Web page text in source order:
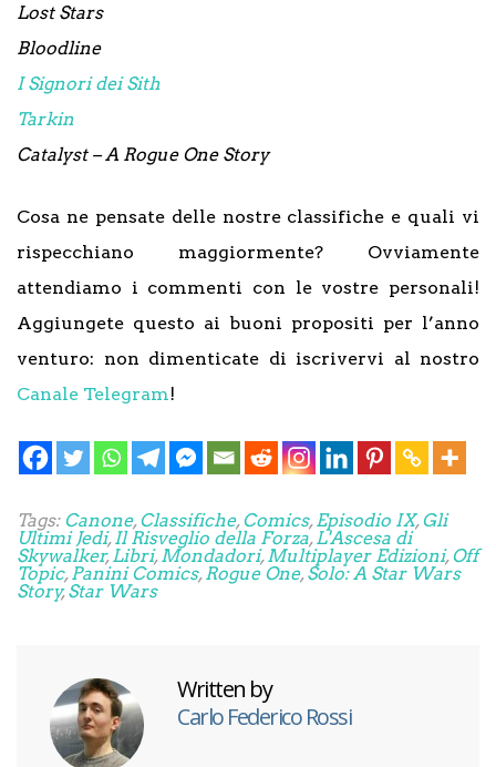
Lost Stars
Bloodline
I Signori dei Sith
Tarkin
Catalyst – A Rogue One Story
Cosa ne pensate delle nostre classifiche e quali vi
rispecchiano maggiormente? Ovviamente
attendiamo i commenti con le vostre personali!
Aggiungete questo ai buoni propositi per l’anno
venturo: non dimenticate di iscrivervi al nostro
Canale Telegram!
Tags: Canone,Classifiche,Comics,Episodio IX,Gli
Ultimi Jedi,Il Risveglio della Forza,L'Ascesa di
Skywalker,Libri,Mondadori,Multiplayer Edizioni,Off
Topic,Panini Comics,Rogue One,Solo: A Star Wars
Story,Star Wars
Written by
Carlo Federico Rossi